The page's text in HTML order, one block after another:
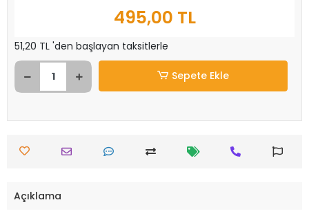
495,00 TL
51,20 TL 'den başlayan taksitlerle
Sepete Ekle
Açıklama